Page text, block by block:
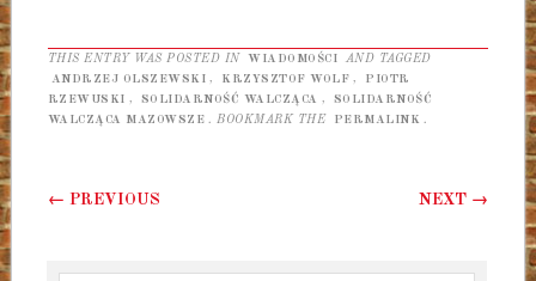
THIS ENTRY WAS POSTED IN WIADOMOŚCI
AND TAGGED
ANDRZEJ OLSZEWSKI , KRZYSZTOF WOLF ,
PIOTR
RZEWUSKI , SOLIDARNOŚĆ WALCZĄCA ,
SOLIDARNOŚĆ
WALCZĄCA MAZOWSZE
. BOOKMARK THE PERMALINK
Post navigation
← PREVIOUS NEXT →